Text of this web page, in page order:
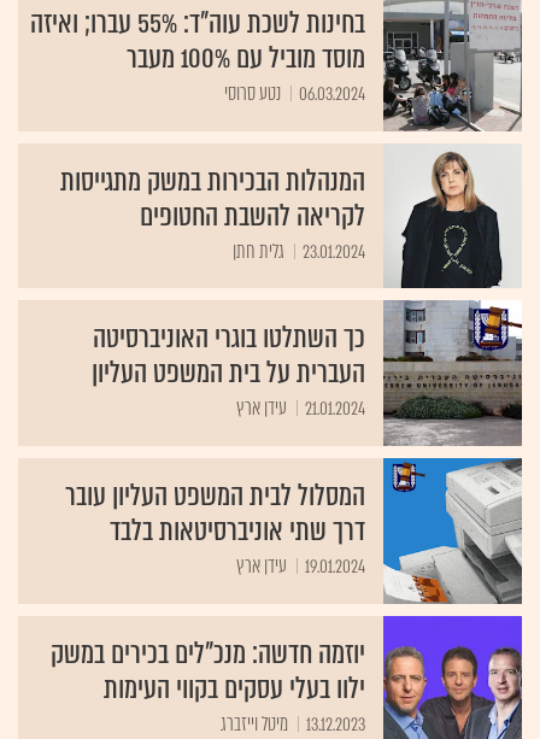
בחינות לשכת עוה"ד: 55% עברו; ואיזה
מוסד מוביל עם 100% מעבר
06.03.2024 נטע סרוסי
המנהלות הבכירות במשק מתגייסות
לקריאה להשבת החטופים
23.01.2024 גלית חתן
כך השתלטו בוגרי האוניברסיטה
העברית על בית המשפט העליון
21.01.2024 עידן ארץ
המסלול לבית המשפט העליון עובר
דרך שתי אוניברסיטאות בלבד
19.01.2024 עידן ארץ
יוזמה חדשה: מנכ"לים בכירים במשק
ילוו בעלי עסקים בקווי העימות
13.12.2023 מיטל וייזברג